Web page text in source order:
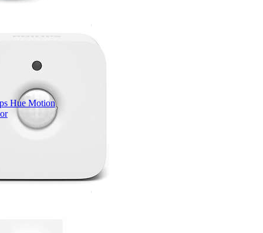
Hue Motion